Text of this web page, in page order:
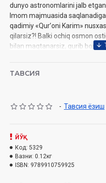
dunyo astronomlarini jalb
Imom majmuasida
qadimiy «Qurʼoni Karim»
qilarsiz?! Balki ochiq osmon
bilan maqtanarsiz, qurib
haqida bu va boshqa koʻp
Nashriyot:
Hajmi:96 bet‎
ISBN:978-9910-759-92-5
O'lcham:60x84 1/16
ТАВСИЯ
- Тавсия ёзиш
ЙЎҚ
Код: 5329
Вазни: 0.12кг
ISBN: 9789910759925